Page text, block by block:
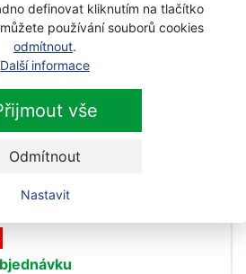
definovat kliknutím na tlačítko
používání souborů cookies
odmítnout.
Další informace
vše
Odmítnout
Nastavit
Nájezy rovné
1t
Kč s DPH
Nájezy obloukové